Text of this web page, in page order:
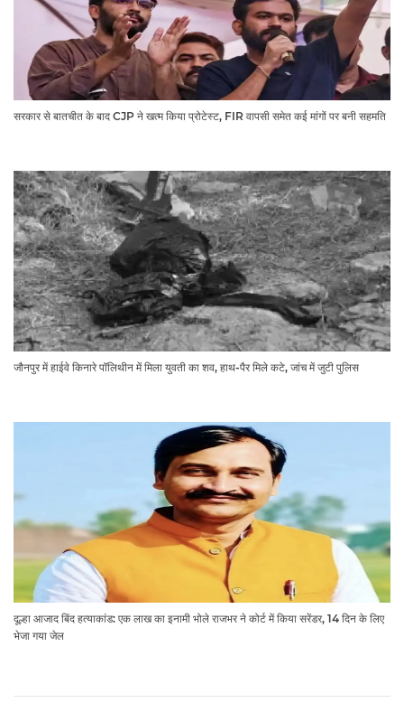
सरकार से बातचीत के बाद CJP ने खत्म किया प्रोटेस्ट, FIR वापसी समेत कई मांगों पर बनी सहमति
जौनपुर में हाईवे किनारे पॉलिथीन में मिला युवती का शव, हाथ-पैर मिले कटे, जांच में जुटी पुलिस
दूल्हा आजाद बिंद हत्याकांड: एक लाख का इनामी भोले राजभर ने कोर्ट में किया सरेंडर, 14 दिन के लिए
भेजा गया जेल